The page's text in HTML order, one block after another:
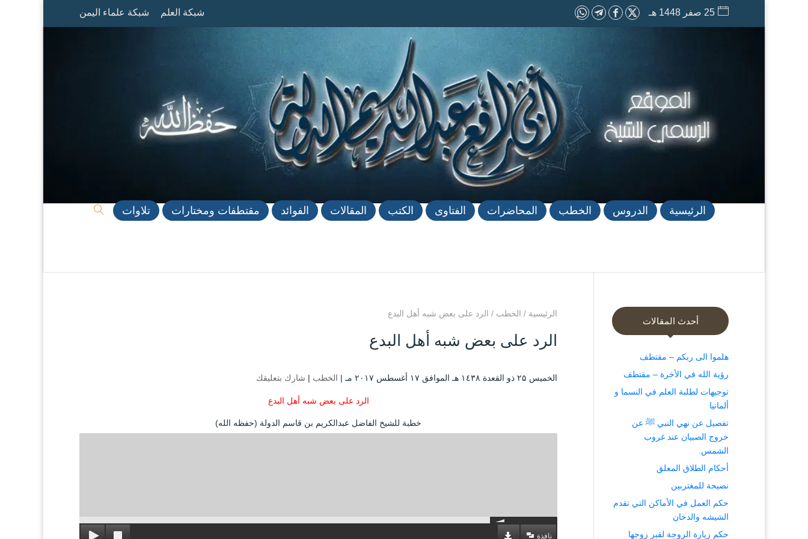
25 صفر 1448 هـ شبكة العلم شبكة علماء اليمن
الرئيسية الدروس الخطب المحاضرات الفتاوى الكتب المقالات الفوائد مقتطفات ومختارات تلاوات
الرئيسية / الخطب / الرد على بعض شبه أهل البدع
الرد على بعض شبه أهل البدع
الخميس ۲۵ ذو القعدة ۱٤۳۸ هـ الموافق ۱۷ أغسطس ۲۰۱۷ مـ | الخطب | شارك بتعليقك
الرد على بعض شبه أهل البدع
خطبة للشيخ الفاضل عبدالكريم بن قاسم الدولة (حفظه الله)
نافذة
أحدث المقالات
هلموا الى ربكم – مقتطف
رؤية الله في الأخرة – مقتطف
توجيهات لطلبة العلم في النسما و
ألمانيا
تفصيل عن نهي النبي ﷺ عن
خروج الصبيان عند غروب
الشمس.
أحكام الطلاق المعلق
نصيحة للمغتربين
حكم العمل في الأماكن التي تقدم
الشيشه والدخان
حكم زيارة الزوجة لقبر زوجها